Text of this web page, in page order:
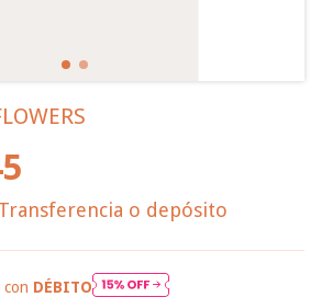
Transferencia o depósito
con DÉBITO